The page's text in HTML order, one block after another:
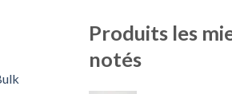
Produits les
notés